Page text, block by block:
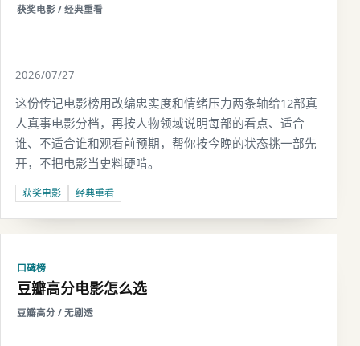
获奖电影 / 经典重看
2026/07/27
这份传记电影榜用改编忠实度和情绪压力两条轴给12部真
人真事电影分档，再按人物领域说明每部的看点、适合
谁、不适合谁和观看前预期，帮你按今晚的状态挑一部先
开，不把电影当史料硬啃。
获奖电影 经典重看
口碑榜
豆瓣高分电影怎么选
豆瓣高分 / 无剧透